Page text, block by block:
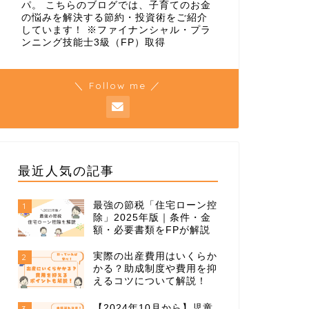
パ。 こちらのブログでは、子育てのお金
の悩みを解決する節約・投資術をご紹介
しています！ ※ファイナンシャル・プラ
ンニング技能士3級（FP）取得
＼ Follow me ／
最近人気の記事
1
最強の節税「住宅ローン控
除」2025年版｜条件・金
額・必要書類をFPが解説
2
実際の出産費用はいくらか
かる？助成制度や費用を抑
えるコツについて解説！